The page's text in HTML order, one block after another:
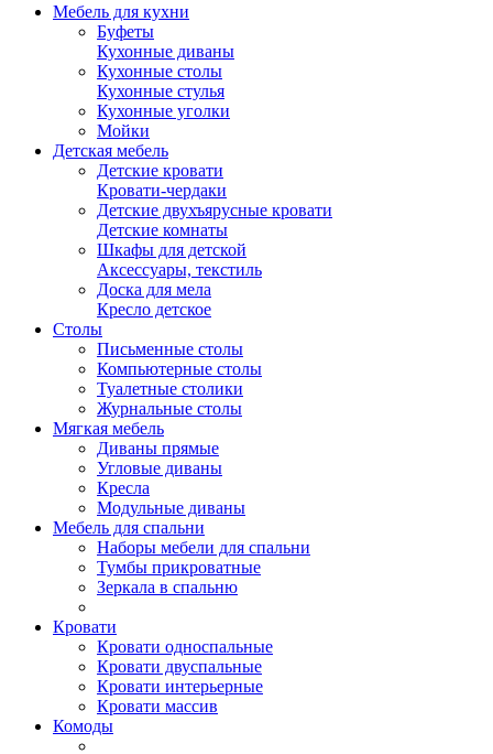
Мебель для кухни
Буфеты
Кухонные диваны
Кухонные столы
Кухонные стулья
Кухонные уголки
Мойки
Детская мебель
Детские кровати
Кровати-чердаки
Детские двухъярусные кровати
Детские комнаты
Шкафы для детской
Аксессуары, текстиль
Доска для мела
Кресло детское
Столы
Письменные столы
Компьютерные столы
Туалетные столики
Журнальные столы
Мягкая мебель
Диваны прямые
Угловые диваны
Кресла
Модульные диваны
Мебель для спальни
Наборы мебели для спальни
Тумбы прикроватные
Зеркала в спальню
Кровати
Кровати односпальные
Кровати двуспальные
Кровати интерьерные
Кровати массив
Комоды